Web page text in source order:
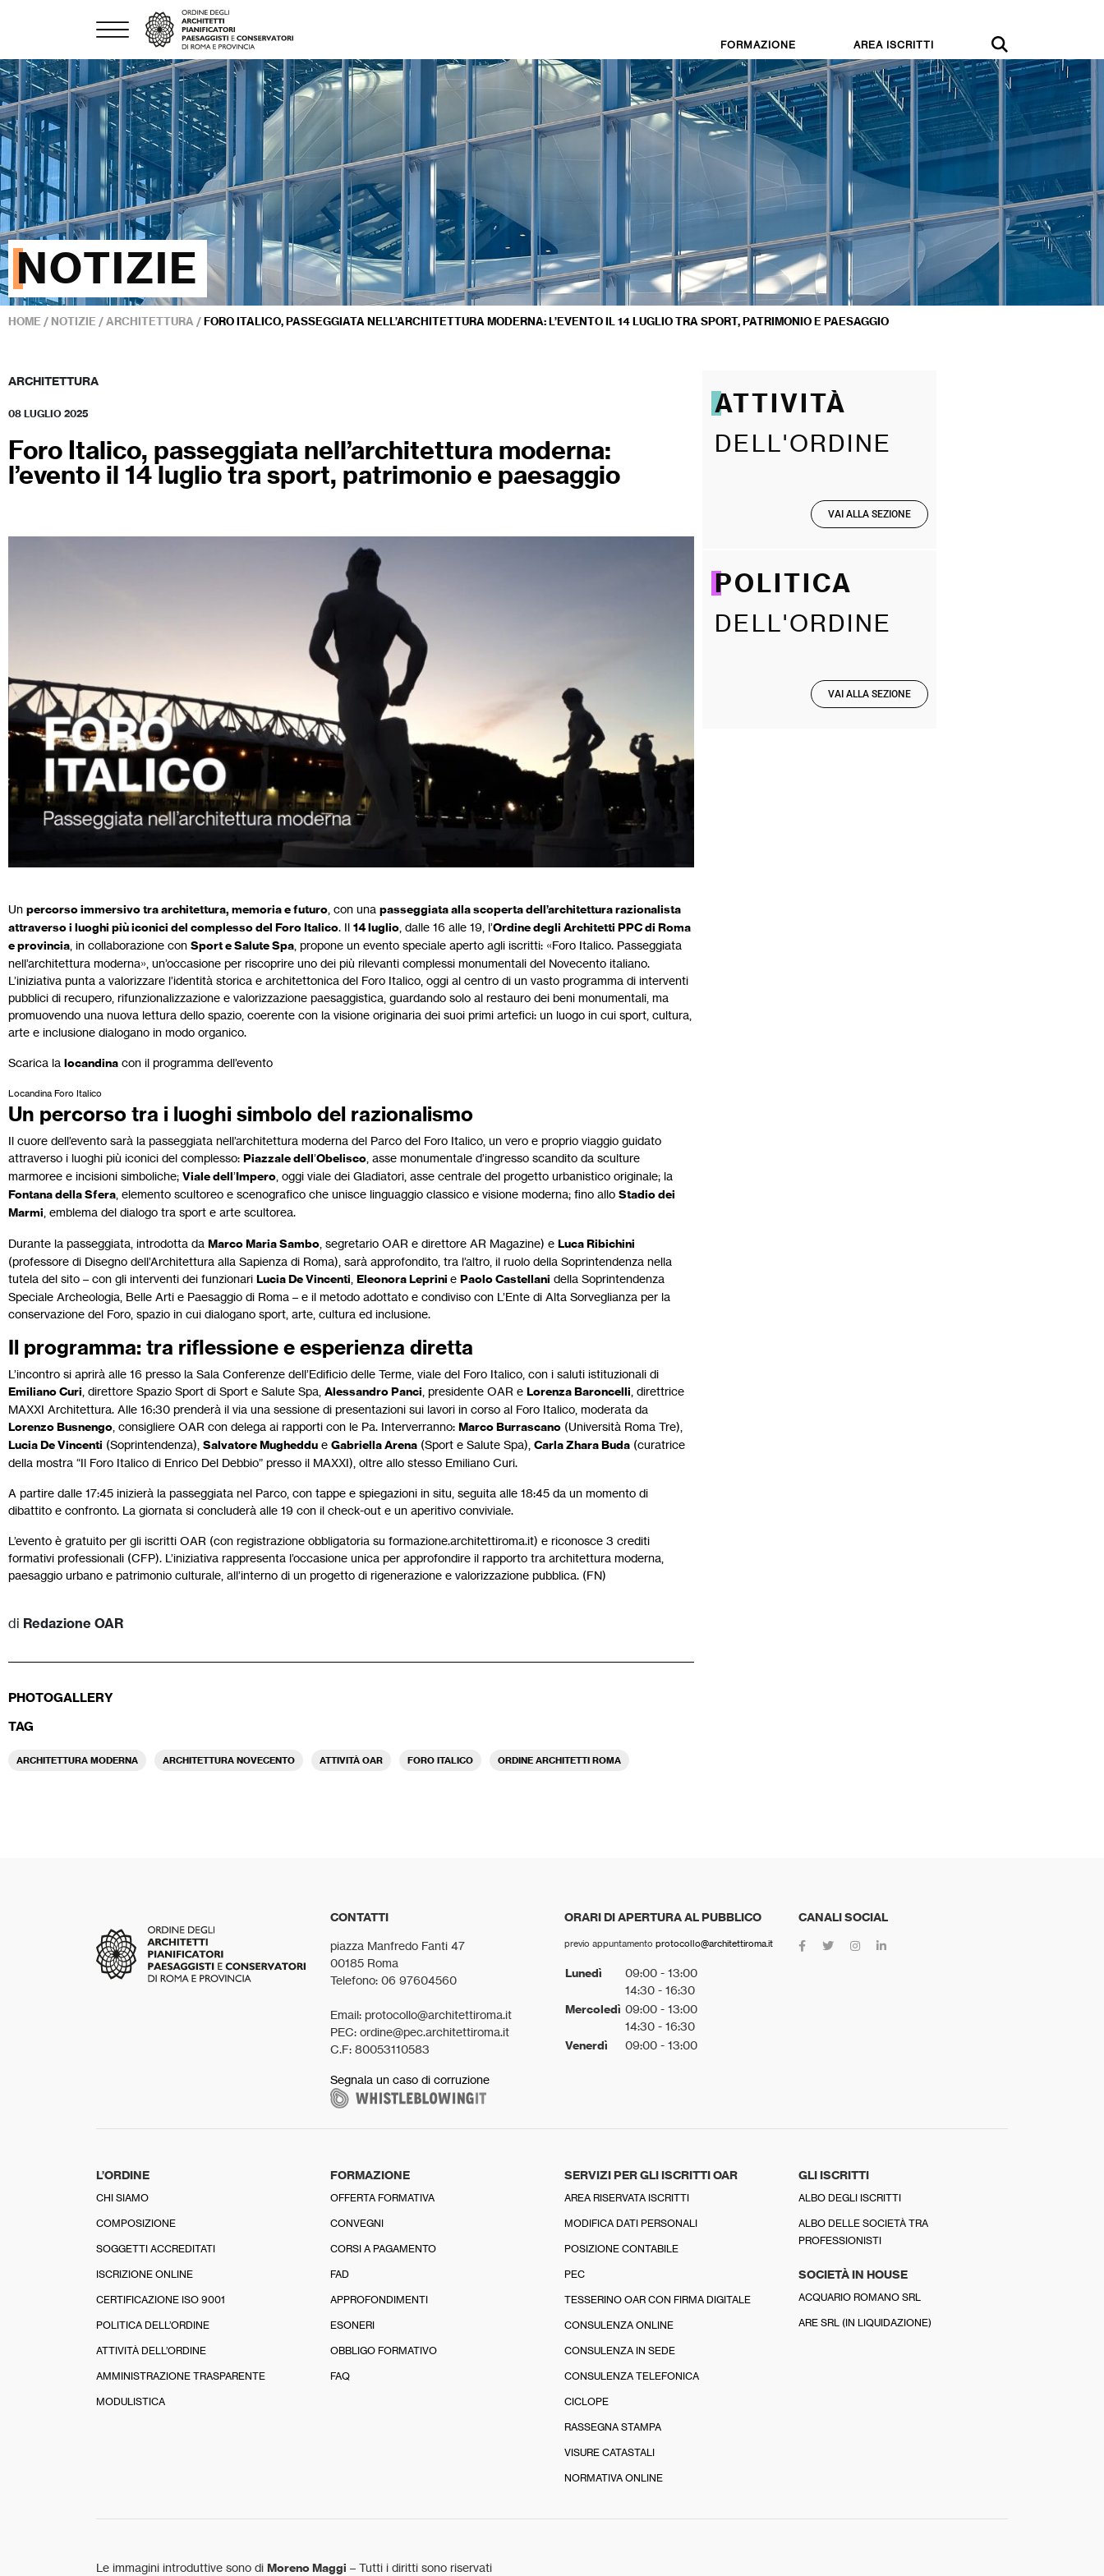
FORMAZIONE AREA ISCRITTI
NOTIZIE
HOME / NOTIZIE /ARCHITETTURA /FORO ITALICO, PASSEGGIATA NELL’ARCHITETTURA MODERNA: L’EVENTO IL 14 LUGLIO TRA SPORT, PATRIMONIO E PAESAGGIO
ARCHITETTURA
08 LUGLIO 2025
Foro Italico, passeggiata nell’architettura moderna:
l’evento il 14 luglio tra sport, patrimonio e paesaggio
Un percorso immersivo tra architettura, memoria e futuro , con una passeggiata alla scoperta dell’architettura razionalista
attraverso i luoghi più iconici del complesso del Foro Italico. Il 14 luglio , dalle 16 alle 19, l’Ordine degli Architetti PPC di Roma
e provincia , in collaborazione con Sport e Salute Spa , propone un evento speciale aperto agli iscritti: «Foro Italico. Passeggiata
nell’architettura moderna», un’occasione per riscoprire uno dei più rilevanti complessi monumentali del Novecento italiano.
L’iniziativa punta a valorizzare l’identità storica e architettonica del Foro Italico, oggi al centro di un vasto programma di interventi
pubblici di recupero, rifunzionalizzazione e valorizzazione paesaggistica, guardando solo al restauro dei beni monumentali, ma
promuovendo una nuova lettura dello spazio, coerente con la visione originaria dei suoi primi artefici: un luogo in cui sport, cultura,
arte e inclusione dialogano in modo organico.
Scarica la locandina con il programma dell’evento
Locandina Foro Italico
Un percorso tra i luoghi simbolo del razionalismo
Il cuore dell’evento sarà la passeggiata nell’architettura moderna del Parco del Foro Italico, un vero e proprio viaggio guidato
attraverso i luoghi più iconici del complesso: Piazzale dell’Obelisco , asse monumentale d’ingresso scandito da sculture
marmoree e incisioni simboliche; Viale dell’Impero , oggi viale dei Gladiatori, asse centrale del progetto urbanistico originale; la
Fontana della Sfera , elemento scultoreo e scenografico che unisce linguaggio classico e visione moderna; fino allo Stadio dei
Marmi , emblema del dialogo tra sport e arte scultorea.
Durante la passeggiata, introdotta da Marco Maria Sambo , segretario OAR e direttore AR Magazine) e Luca Ribichini
(professore di Disegno dell’Architettura alla Sapienza di Roma), sarà approfondito, tra l’altro, il ruolo della Soprintendenza nella
tutela del sito – con gli interventi dei funzionari Lucia De Vincenti Eleonora Leprini e Paolo Castellani della Soprintendenza
Speciale Archeologia, Belle Arti e Paesaggio di Roma – e il metodo adottato e condiviso con L’Ente di Alta Sorveglianza per la
conservazione del Foro, spazio in cui dialogano sport, arte, cultura ed inclusione.
Il programma: tra riflessione e esperienza diretta
L’incontro si aprirà alle 16 presso la Sala Conferenze dell’Edificio delle Terme, viale del Foro Italico, con i saluti istituzionali di
Emiliano Curi , direttore Spazio Sport di Sport e Salute Spa, Alessandro Panci , presidente OAR e Lorenza Baroncelli , direttrice
MAXXI Architettura. Alle 16:30 prenderà il via una sessione di presentazioni sui lavori in corso al Foro Italico, moderata da
Lorenzo Busnengo , consigliere OAR con delega ai rapporti con le Pa. Interverranno: Marco Burrascano (Università Roma Tre),
Lucia De Vincenti (Soprintendenza), Salvatore Mugheddu e Gabriella Arena (Sport e Salute Spa), Carla Zhara Buda (curatrice
della mostra “Il Foro Italico di Enrico Del Debbio” presso il MAXXI), oltre allo stesso Emiliano Curi.
A partire dalle 17:45 inizierà la passeggiata nel Parco, con tappe e spiegazioni in situ, seguita alle 18:45 da un momento di
dibattito e confronto. La giornata si concluderà alle 19 con il check-out e un aperitivo conviviale.
L’evento è gratuito per gli iscritti OAR (con registrazione obbligatoria su formazione.architettiroma.it) e riconosce 3 crediti
formativi professionali (CFP). L’iniziativa rappresenta l’occasione unica per approfondire il rapporto tra architettura moderna,
paesaggio urbano e patrimonio culturale, all’interno di un progetto di rigenerazione e valorizzazione pubblica. (FN)
di Redazione OAR
PHOTOGALLERY
TAG
ARCHITETTURA MODERNA ARCHITETTURA NOVECENTO ATTIVITÀ OAR FORO ITALICO ORDINE ARCHITETTI ROMA
ATTIVITÀ
DELL'ORDINE
VAI ALLA SEZIONE
POLITICA
DELL'ORDINE
VAI ALLA SEZIONE
CONTATTI
piazza Manfredo Fanti 47
00185 Roma
Telefono: 06 97604560
Email: protocollo@architettiroma.it
PEC: ordine@pec.architettiroma.it
C.F: 80053110583
Segnala un caso di corruzione
ORARI DI APERTURA AL PUBBLICO
previo appuntamento protocollo@architettiroma.it
Lunedì
09:00 - 13:00
14:30 - 16:30
Mercoledì 09:00 - 13:00
14:30 - 16:30
Venerdì 09:00 - 13:00
CANALI SOCIAL
L’ORDINE
CHI SIAMO
COMPOSIZIONE
SOGGETTI ACCREDITATI
ISCRIZIONE ONLINE
CERTIFICAZIONE ISO 9001
POLITICA DELL’ORDINE
ATTIVITÀ DELL’ORDINE
AMMINISTRAZIONE TRASPARENTE
MODULISTICA
FORMAZIONE
OFFERTA FORMATIVA
CONVEGNI
CORSI A PAGAMENTO
FAD
APPROFONDIMENTI
ESONERI
OBBLIGO FORMATIVO
FAQ
SERVIZI PER GLI ISCRITTI OAR
AREA RISERVATA ISCRITTI
MODIFICA DATI PERSONALI
POSIZIONE CONTABILE
PEC
TESSERINO OAR CON FIRMA DIGITALE
CONSULENZA ONLINE
CONSULENZA IN SEDE
CONSULENZA TELEFONICA
CICLOPE
RASSEGNA STAMPA
VISURE CATASTALI
NORMATIVA ONLINE
GLI ISCRITTI
ALBO DEGLI ISCRITTI
ALBO DELLE SOCIETÀ TRA
PROFESSIONISTI
SOCIETÀ IN HOUSE
ACQUARIO ROMANO SRL
ARE SRL (IN LIQUIDAZIONE)
Le immagini introduttive sono di Moreno Maggi – Tutti i diritti sono riservati